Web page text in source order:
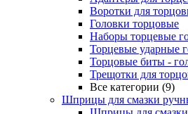
Воротки для
Головки торцовые
Наборы торцевые
Торцевые ударные
Торцовые биты -
Трещотки для
Все категории (9)
Шприцы для смазки